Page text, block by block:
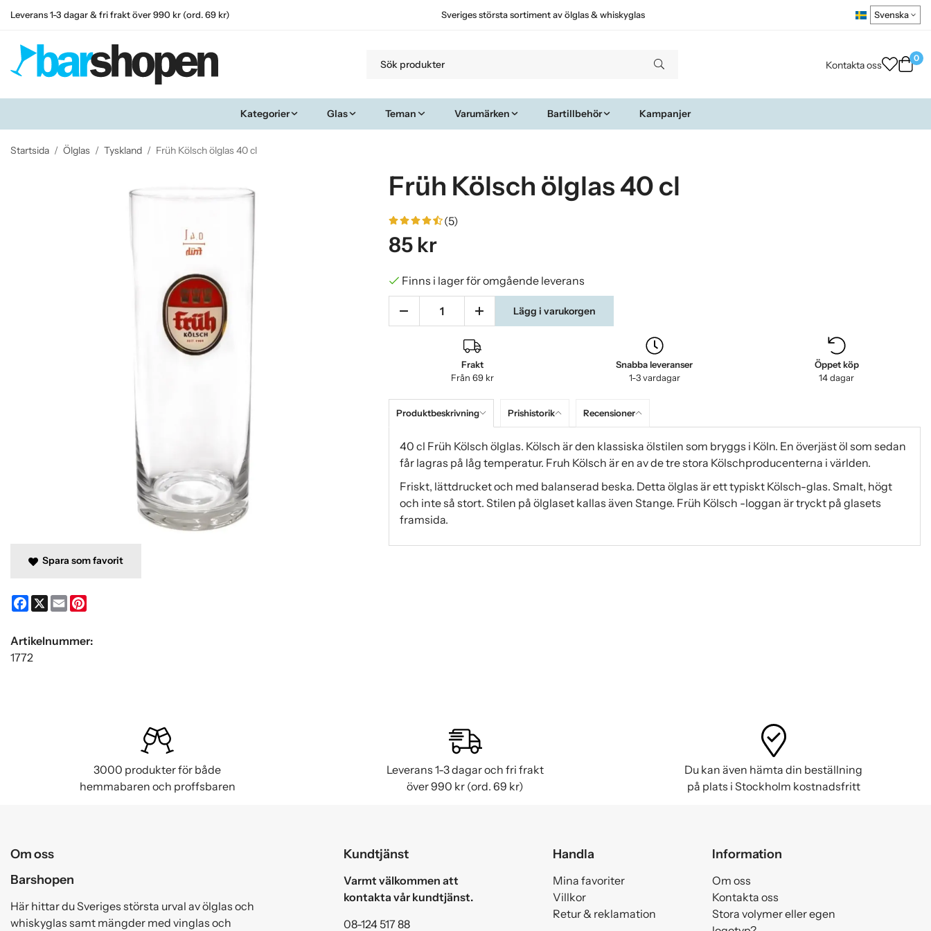
Leverans 1-3 dagar & fri frakt över 990 kr (ord. 69 kr) Sveriges största sortiment av ölglas & whiskyglas
Kontakta oss
0
Kategorier Glas Teman Varumärken Bartillbehör Kampanjer
Startsida / Ölglas / Tyskland / Früh Kölsch ölglas 40 cl
Früh Kölsch ölglas 40 cl
(5)
85 kr
Finns i lager för omgående leverans
Lägg i varukorgen
Frakt
Från 69 kr
Snabba leveranser
1-3 vardagar
Öppet köp
14 dagar
Produktbeskrivning Prishistorik Recensioner
40 cl Früh Kölsch ölglas. Kölsch är den klassiska ölstilen som bryggs i Köln. En överjäst öl som sedan
får lagras på låg temperatur. Fruh Kölsch är en av de tre stora Kölschproducenterna i världen.
Friskt, lättdrucket och med balanserad beska. Detta ölglas är ett typiskt Kölsch-glas. Smalt, högt
och inte så stort. Stilen på ölglaset kallas även Stange. Früh Kölsch -loggan är tryckt på glasets
framsida.
Spara som favorit
Facebook
X Email
Artikelnummer:
1772
3000 produkter för både
hemmabaren och proffsbaren
Leverans 1-3 dagar och fri frakt
över 990 kr (ord. 69 kr)
Du kan även hämta din beställning
på plats i Stockholm kostnadsfritt
Om oss
Barshopen
Här hittar du Sveriges största urval av ölglas och
whiskyglas samt mängder med vinglas och
Kundtjänst
Varmt välkommen att
kontakta vår kundtjänst.
08-124 517 88
Handla
Mina favoriter
Villkor
Retur & reklamation
Information
Om oss
Kontakta oss
Stora volymer eller egen